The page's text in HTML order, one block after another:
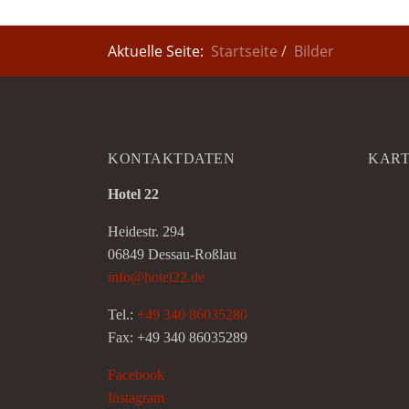
Aktuelle Seite: Startseite Bilder
KONTAKTDATEN
Hotel 22
Heidestr. 294
06849 Dessau-Roßlau
info@hotel22.de
Tel.: +49 340 86035280
Fax: +49 340 86035289
Facebook
Instagram